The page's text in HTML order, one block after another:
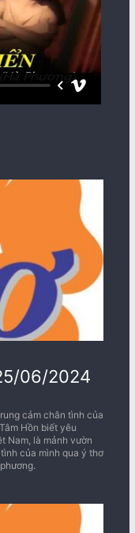
06/2024
cảm chân tình của
Hồn biết yêu
Nam, là mảnh vườn
của mình qua ý thơ